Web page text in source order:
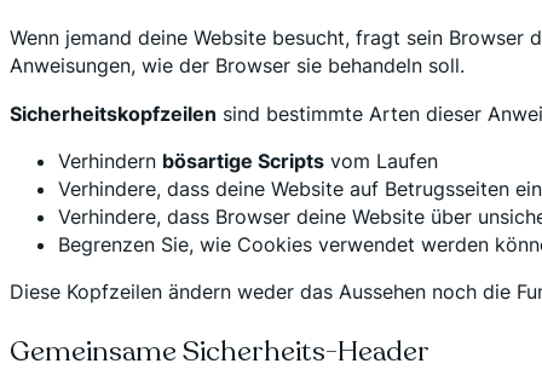
Wenn jemand deine Website besucht, fragt sein Browser
Anweisungen, wie der Browser sie behandeln soll.
Sicherheitskopfzeilen sind bestimmte Arten dieser
Verhindern bösartige Scripts vom Laufen
Verhindere, dass deine Website auf Betrugsseiten
Verhindere, dass Browser deine Website über
Begrenzen Sie, wie Cookies verwendet werden
Diese Kopfzeilen ändern weder das Aussehen noch die
Gemeinsame Sicherheits-Header